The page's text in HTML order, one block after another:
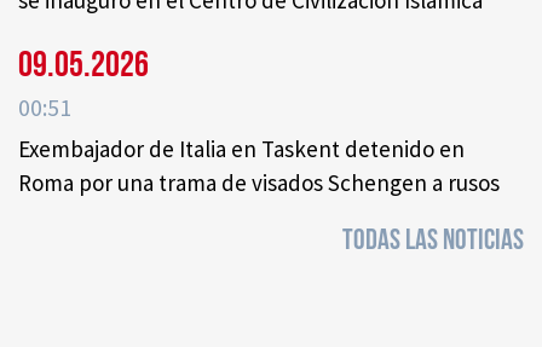
09.05.2026
00:51
Exembajador de Italia en Taskent detenido en
Roma por una trama de visados Schengen a rusos
TODAS LAS NOTICIAS